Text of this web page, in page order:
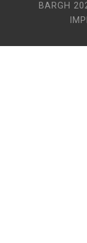
BARGH